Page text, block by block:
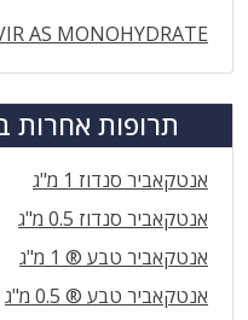
AS MONOHYDRATE
תרופות אחרות
אנטקאביר סנדוז 1 מ"ג
אנטקאביר סנדוז 0.5 מ"ג
אנטקאביר טבע ® 1 מ"ג
אנטקאביר טבע ® 0.5 מ"ג